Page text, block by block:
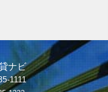
ナビ
1111